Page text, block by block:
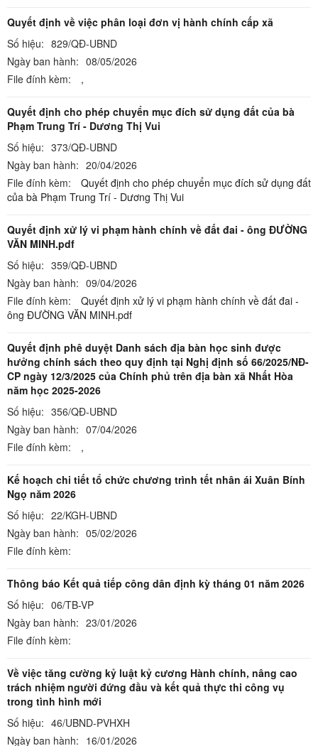
Quyết định về việc phân loại đơn vị hành chính cấp xã
Số hiệu: 829/QĐ-UBND
Ngày ban hành: 08/05/2026
File đính kèm:
,
Quyết định cho phép chuyển mục đích sử dụng đất của bà
Phạm Trung Trí - Dương Thị Vui
Số hiệu: 373/QĐ-UBND
Ngày ban hành: 20/04/2026
File đính kèm:
Quyết định cho phép chuyển mục đích sử dụng đất
của bà Phạm Trung Trí - Dương Thị Vui
Quyết định xử lý vi phạm hành chính về đất đai - ông ĐƯỜNG
VĂN MINH.pdf
Số hiệu: 359/QĐ-UBND
Ngày ban hành: 09/04/2026
File đính kèm:
Quyết định xử lý vi phạm hành chính về đất đai -
ông ĐƯỜNG VĂN MINH.pdf
Quyết định phê duyệt Danh sách địa bàn học sinh được
hưởng chính sách theo quy định tại Nghị định số 66/2025/NĐ-
CP ngày 12/3/2025 của Chính phủ trên địa bàn xã Nhất Hòa
năm học 2025-2026
Số hiệu: 356/QĐ-UBND
Ngày ban hành: 07/04/2026
File đính kèm:
,
Kế hoạch chi tiết tổ chức chương trình tết nhân ái Xuân Bính
Ngọ năm 2026
Số hiệu: 22/KGH-UBND
Ngày ban hành: 05/02/2026
File đính kèm:
Thông báo Kết quả tiếp công dân định kỳ tháng 01 năm 2026
Số hiệu: 06/TB-VP
Ngày ban hành: 23/01/2026
File đính kèm:
Về việc tăng cường kỷ luật kỷ cương Hành chính, nâng cao
trách nhiệm người đứng đầu và kết quả thực thi công vụ
trong tình hình mới
Số hiệu: 46/UBND-PVHXH
Ngày ban hành: 16/01/2026